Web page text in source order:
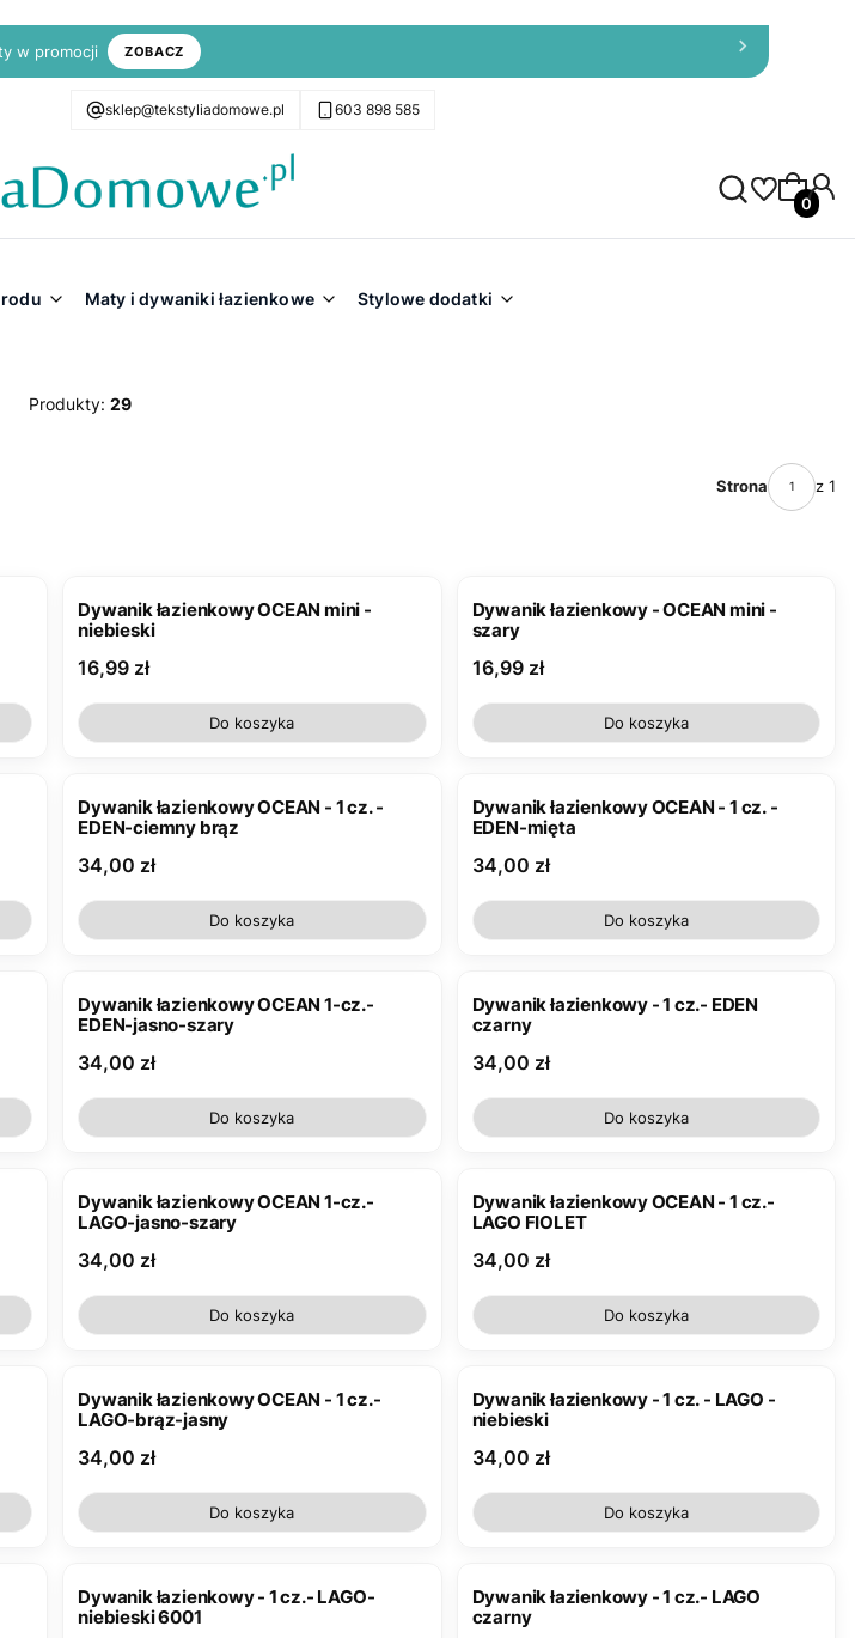
w promocji ZOBACZ
sklep@tekstyliadomowe.pl 603 898 585
Produkty
Maty i dywaniki łazienkowe Stylowe dodatki
Produkty: 29
Strona z 1
Dywanik łazienkowy OCEAN mini -
niebieski
Cena
16,99 zł
Do koszyka
Dywanik łazienkowy - OCEAN mini -
szary
Cena
16,99 zł
Do koszyka
Dywanik łazienkowy OCEAN - 1 cz. -
EDEN-ciemny brąz
Cena
34,00 zł
Do koszyka
Dywanik łazienkowy OCEAN - 1 cz. -
EDEN-mięta
Cena
34,00 zł
Do koszyka
Dywanik łazienkowy OCEAN 1-cz.-
EDEN-jasno-szary
Cena
34,00 zł
Do koszyka
Dywanik łazienkowy - 1 cz.- EDEN
czarny
Cena
34,00 zł
Do koszyka
Dywanik łazienkowy OCEAN 1-cz.-
LAGO-jasno-szary
Cena
34,00 zł
Do koszyka
Dywanik łazienkowy OCEAN - 1 cz.-
LAGO FIOLET
Cena
34,00 zł
Do koszyka
Dywanik łazienkowy OCEAN - 1 cz.-
LAGO-brąz-jasny
Cena
34,00 zł
Do koszyka
Dywanik łazienkowy - 1 cz. - LAGO -
niebieski
Cena
34,00 zł
Do koszyka
Dywanik łazienkowy - 1 cz.- LAGO-
niebieski 6001
Dywanik łazienkowy - 1 cz.- LAGO
czarny